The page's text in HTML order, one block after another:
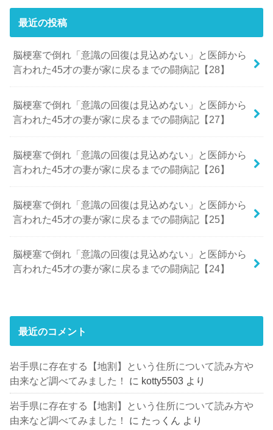
最近の投稿
脳梗塞で倒れ「意識の回復は見込めない」と医師から
言われた45才の妻が家に戻るまでの闘病記【28】
脳梗塞で倒れ「意識の回復は見込めない」と医師から
言われた45才の妻が家に戻るまでの闘病記【27】
脳梗塞で倒れ「意識の回復は見込めない」と医師から
言われた45才の妻が家に戻るまでの闘病記【26】
脳梗塞で倒れ「意識の回復は見込めない」と医師から
言われた45才の妻が家に戻るまでの闘病記【25】
脳梗塞で倒れ「意識の回復は見込めない」と医師から
言われた45才の妻が家に戻るまでの闘病記【24】
最近のコメント
岩手県に存在する【地割】という住所について読み方や
由来など調べてみました！
に kotty5503 より
岩手県に存在する【地割】という住所について読み方や
由来など調べてみました！
に たっくん より